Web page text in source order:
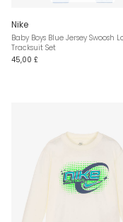
Nike
Baby Boys Blue Jersey Swoosh
Tracksuit Set
45,00 £